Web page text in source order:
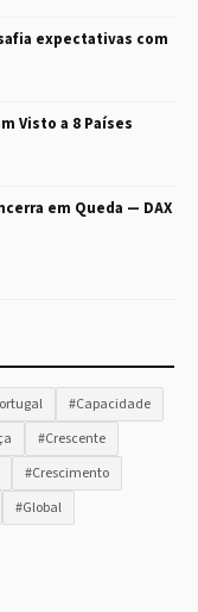
expectativas com
Visto a 8 Países
em Queda — DAX
#Capacidade
#Crescente
#Crescimento
#Global